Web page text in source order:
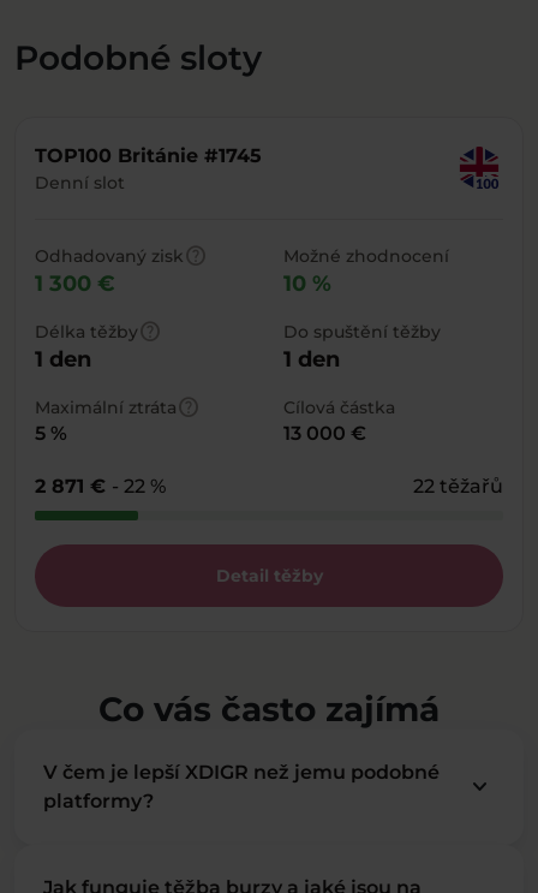
Podobné sloty
TOP100 Británie #1745
Denní slot
Odhadovaný ziskhelp
1 300 €
Možné zhodnocení
10 %
Délka těžbyhelp
1 den
Do spuštění těžby
1 den
Maximální ztrátahelp
5 %
Cílová částka
13 000 €
2 871 € - 22 % 22 těžařů
Detail těžby
Co vás často zajímá
V čem je lepší XDIGR než jemu podobné
platformy?
keyboard_arrow_down
Jak funguje těžba burzy a jaké jsou na